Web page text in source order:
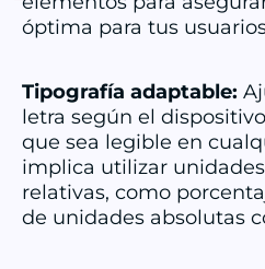
óptima para tus
Tipografía adaptable:
letra según el
que sea legible en
implica utilizar
relativas, como
de unidades absolutas